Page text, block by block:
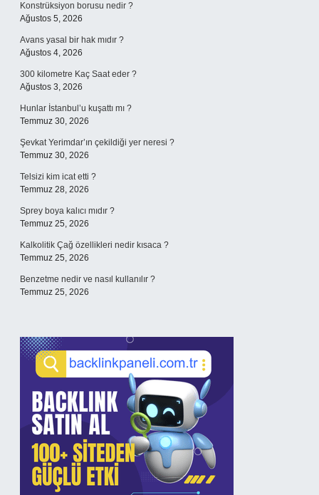
Konstrüksiyon borusu nedir ?
Ağustos 5, 2026
Avans yasal bir hak mıdır ?
Ağustos 4, 2026
300 kilometre Kaç Saat eder ?
Ağustos 3, 2026
Hunlar İstanbul’u kuşattı mı ?
Temmuz 30, 2026
Şevkat Yerimdar’ın çekildiği yer neresi ?
Temmuz 30, 2026
Telsizi kim icat etti ?
Temmuz 28, 2026
Sprey boya kalıcı mıdır ?
Temmuz 25, 2026
Kalkolitik Çağ özellikleri nedir kısaca ?
Temmuz 25, 2026
Benzetme nedir ve nasıl kullanılır ?
Temmuz 25, 2026